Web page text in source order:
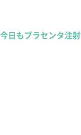
今日もプラセンタ注射